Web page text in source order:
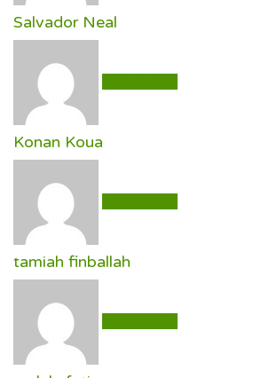
Salvador Neal
Konan Koua
tamiah finballah